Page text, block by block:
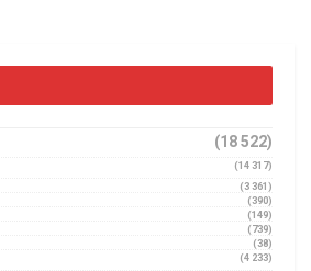
(18 522)
(14 317)
(3 361)
(390)
(149)
(739)
(38)
(4 233)